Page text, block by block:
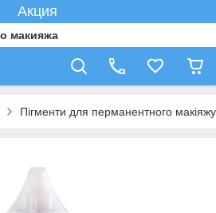
Акция
макияжа
Пігменти для перманентного макіяжу